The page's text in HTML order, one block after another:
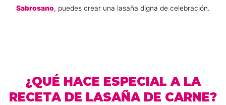
Sabrosano, puedes crear una lasaña digna de celebración.
¿QUÉ HACE ESPECIAL A LA
RECETA DE LASAÑA DE CARNE?